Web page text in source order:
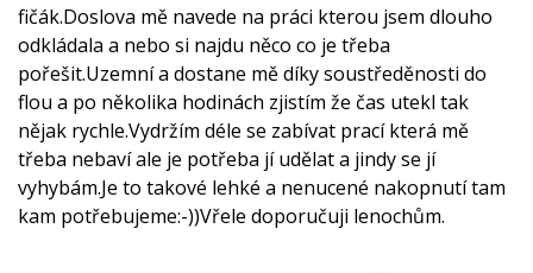
fičák.Doslova mě navede na práci kterou jsem dlouho
odkládala a nebo si najdu něco co je třeba
pořešit.Uzemní a dostane mě díky soustředěnosti do
flou a po několika hodinách zjistím že čas utekl tak
nějak rychle.Vydržím déle se zabívat prací která mě
třeba nebaví ale je potřeba jí udělat a jindy se jí
vyhybám.Je to takové lehké a nenucené nakopnutí tam
kam potřebujeme:-))Vřele doporučuji lenochům.